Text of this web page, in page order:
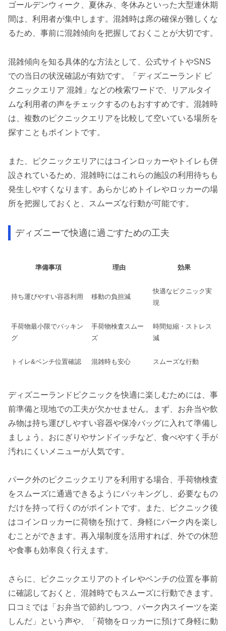
ゴールデンウィーク、夏休み、冬休みといった大型連休期
間は、利用者が集中します。混雑時は席の確保が難しくな
るため、事前に混雑傾向を把握しておくことが大切です。
混雑傾向を知る具体的な方法として、公式サイトやSNS
での当日の状況確認が有効です。「ディズニーランド ピ
クニックエリア 混雑」などの検索ワードで、リアルタイ
ムな利用者の声をチェックするのもおすすめです。混雑時
は、複数のピクニックエリアを比較して空いている場所を
探すこともポイントです。
また、ピクニックエリアにはコインロッカーやトイレも併
設されているため、混雑時にはこれらの施設の利用待ちも
発生しやすくなります。あらかじめトイレやロッカーの場
所を把握しておくと、スムーズな行動が可能です。
ディズニーで快適に過ごすための工夫
準備事項 理由 効果
持ち運びやすい容器利用 移動の負担減
快適なピクニック実
現
手荷物最小限でパッキン
グ
手荷物検査スムー
ズ
時間短縮・ストレス
減
トイレ&ベンチ位置確認 混雑時も安心 スムーズな行動
ディズニーランドピクニックを快適に楽しむためには、事
前準備と現地での工夫が欠かせません。まず、お弁当や飲
み物は持ち運びしやすい容器や保冷バッグに入れて準備し
ましょう。おにぎりやサンドイッチなど、食べやすく手が
汚れにくいメニューが人気です。
パーク外のピクニックエリアを利用する場合、手荷物検査
をスムーズに通過できるようにパッキングし、必要なもの
だけを持って行くのがポイントです。また、ピクニック後
はコインロッカーに荷物を預けて、身軽にパーク内を楽し
むことができます。再入場制度を活用すれば、外での休憩
や食事も効率良く行えます。
さらに、ピクニックエリアのトイレやベンチの位置を事前
に確認しておくと、混雑時でもスムーズに行動できます。
口コミでは「お弁当で節約しつつ、パーク内スイーツを楽
しんだ」という声や、「荷物をロッカーに預けて身軽に動